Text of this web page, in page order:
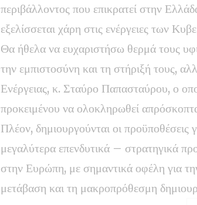
περιβάλλοντος που επικρατεί στην
εξελίσσεται χάρη στις ενέργειες των
Θα ήθελα να ευχαριστήσω θερμά τους
την εμπιστοσύνη και τη στήριξή τους,
Ενέργειας, κ. Σταύρο Παπασταύρου, ο
προκειμένου να ολοκληρωθεί
Πλέον, δημιουργούνται οι προϋποθέσεις
μεγαλύτερα επενδυτικά – στρατηγικά
στην Ευρώπη, με σημαντικά οφέλη για
μετάβαση και τη μακροπρόθεσμη